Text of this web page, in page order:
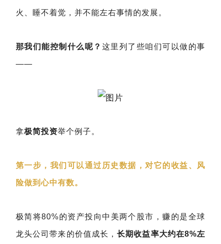
火、睡不着觉，并不能左右事情的发展。
那我们能控制什么呢？ 这里列了些咱们可以做的事
——
拿极简投资举个例子。
第一步，我们可以通过历史数据，对它的收益、风
险做到心中有数。
极简将80%的资产投向中美两个股市，赚的是全球
龙头公司带来的价值成长，长期收益率大约在8%左